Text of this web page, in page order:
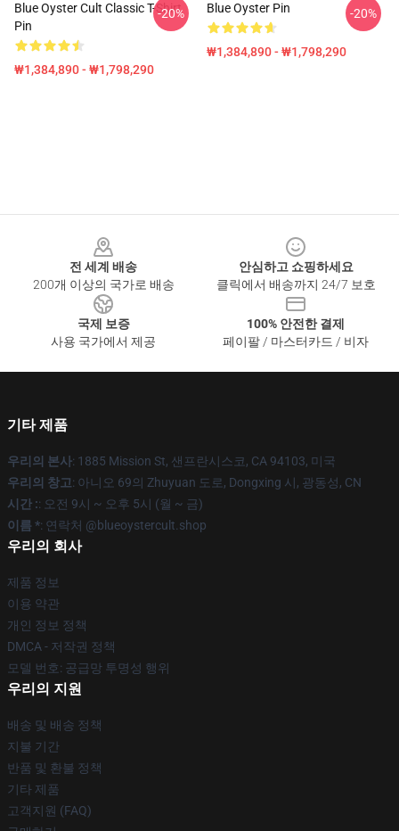
Blue Oyster Cult Classic T-Shirt
Pin
₩1,384,890 - ₩1,798,290
-20% Blue Oyster Pin
₩1,384,890 - ₩1,798,290
-20%
전 세계 배송
200개 이상의 국가로 배송
안심하고 쇼핑하세요
클릭에서 배송까지 24/7 보호
국제 보증
사용 국가에서 제공
100% 안전한 결제
페이팔 / 마스터카드 / 비자
기타 제품
우리의 본사: 1885 Mission St, 샌프란시스코, CA 94103, 미국
우리의 창고: 아니오 69의 Zhuyuan 도로, Dongxing 시, 광동성, CN
시간 :: 오전 9시 ~ 오후 5시 (월 ~ 금)
이름 *: 연락처 @blueoystercult.shop
우리의 회사
제품 정보
이용 약관
개인 정보 정책
DMCA - 저작권 정책
모델 번호: 공급망 투명성 행위
우리의 지원
배송 및 배송 정책
지불 기간
반품 및 환불 정책
기타 제품
고객지원 (FAQ)